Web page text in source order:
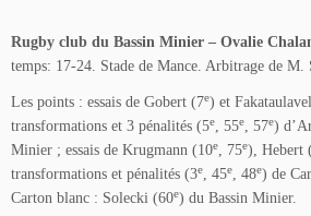
Rugby club du Bassin Minier – Ovalie
temps: 17-24. Stade de Mance. Arbitrage de
Les points : essais de Gobert (7e) et
transformations et 3 pénalités (5e, 55e, 57e)
Minier ; essais de Krugmann (10e, 75e), Hebert
transformations et pénalités (3e, 45e, 48e) de
Carton blanc : Solecki (60e) du Bassin Minier.